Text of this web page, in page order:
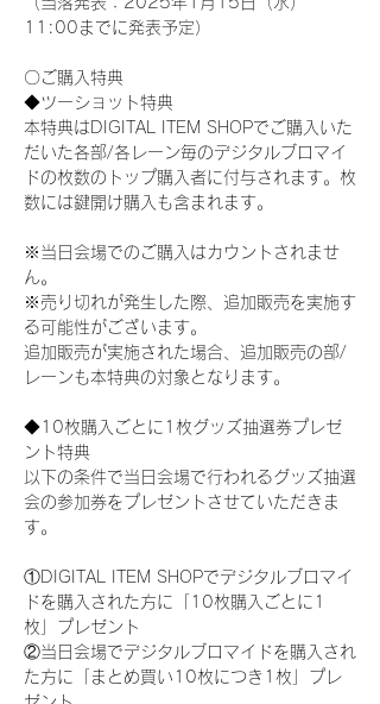
11:00までに発表予定）
〇ご購入特典
◆ツーショット特典
本特典はDIGITAL ITEM SHOPでご購入いた
だいた各部/各レーン毎のデジタルブロマイ
ドの枚数のトップ購入者に付与されます。枚
数には鍵開け購入も含まれます。
※当日会場でのご購入はカウントされませ
ん。
※売り切れが発生した際、追加販売を実施す
る可能性がございます。
追加販売が実施された場合、追加販売の部/
レーンも本特典の対象となります。
◆10枚購入ごとに1枚グッズ抽選券プレゼ
ント特典
以下の条件で当日会場で行われるグッズ抽選
会の参加券をプレゼントさせていただきま
す。
①DIGITAL ITEM SHOPでデジタルブロマイ
ドを購入された方に「10枚購入ごとに1
枚」プレゼント
②当日会場でデジタルブロマイドを購入され
た方に「まとめ買い10枚につき1枚」プレ